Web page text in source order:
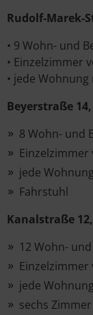
Rudolf-Marek-
• 9 Wohn- und
• Einzelzimmer
• jede
Beyerstraße
8 Wohn- und
Einzelzimmer
jede
Fahrstuhl
Kanalstraße
12 Wohn-
Einzelzimmer
jede
sechs